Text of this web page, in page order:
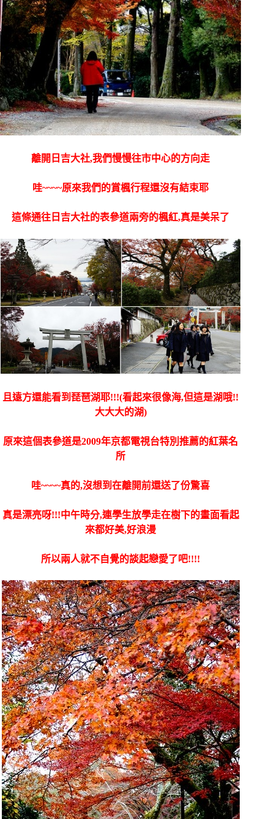
離開日吉大社,我們慢慢往市中心的方向走
哇~~~~原來我們的賞楓行程還沒有結束耶
這條通往日吉大社的表參道兩旁的楓紅,真是美呆了
且遠方還能看到琵琶湖耶!!!(看起來很像海,但這是湖哦!!
大大大的湖)
原來這個表參道是2009年京都電視台特別推薦的紅葉名
所
哇~~~~真的,沒想到在離開前還送了份驚喜
真是漂亮呀!!!中午時分,連學生放學走在樹下的畫面看起
來都好美,好浪漫
所以兩人就不自覺的談起戀愛了吧!!!!